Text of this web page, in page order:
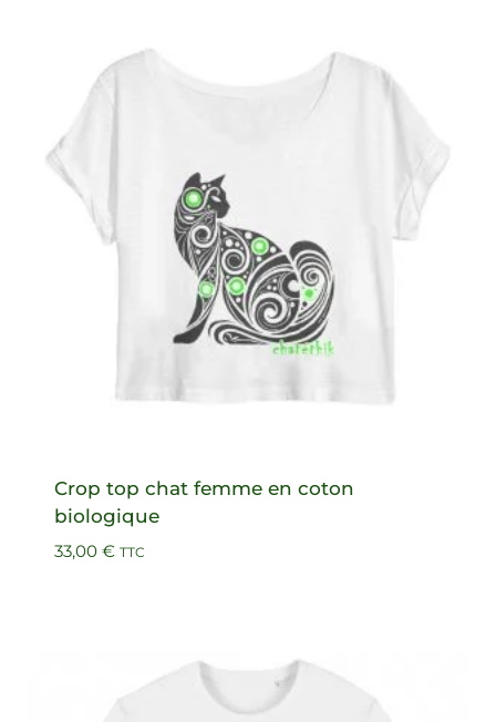
Crop top chat femme en coton
biologique
33,00 € TTC